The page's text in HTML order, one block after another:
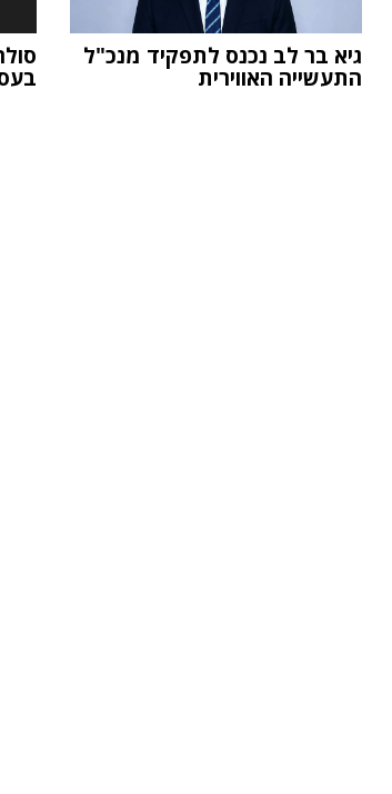
גיא בר לב נכנס לתפקיד מנכ"ל
התעשייה האווירית בעסקה